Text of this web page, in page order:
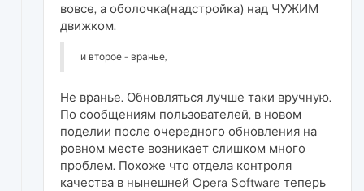
вовсе, а оболочка(надстройка) над ЧУЖИМ
движком.
и второе - вранье,
Не вранье. Обновляться лучше таки вручную.
По сообщениям пользователей, в новом
поделии после очередного обновления на
ровном месте возникает слишком много
проблем. Похоже что отдела контроля
качества в нынешней Opera Software теперь